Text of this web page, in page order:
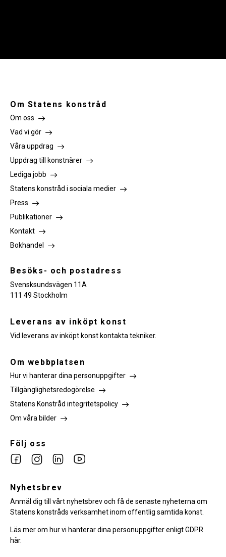
Om Statens konstråd
Om oss
Vad vi gör
Våra uppdrag
Uppdrag till konstnärer
Lediga jobb
Statens konstråd i sociala medier
Press
Publikationer
Kontakt
Bokhandel
Besöks- och postadress
Svensksundsvägen 11A
111 49 Stockholm
Leverans av inköpt konst
Vid leverans av inköpt konst kontakta tekniker.
Om webbplatsen
Hur vi hanterar dina personuppgifter
Tillgänglighetsredogörelse
Statens Konstråd integritetspolicy
Om våra bilder
Följ oss
facebookinstagramLinkedin
Nyhetsbrev
Anmäl dig till vårt nyhetsbrev och få de senaste nyheterna om
Statens konstråds verksamhet inom offentlig samtida konst.
Läs mer om hur vi hanterar dina personuppgifter enligt GDPR
här.